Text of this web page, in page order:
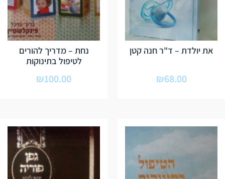
את יולדת – ד"ר חנה קטן
₪68.00
נחת – מדריך להורים
לטיפול בתינוקות
₪100.00